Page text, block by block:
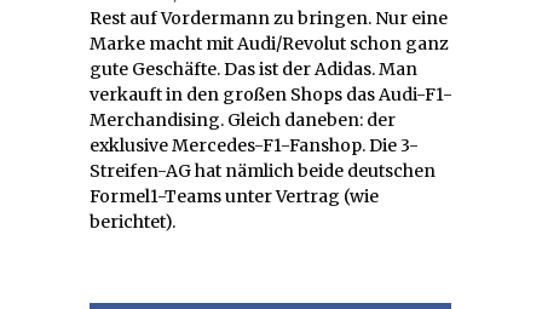
Rest auf Vordermann zu bringen. Nur eine
Marke macht mit Audi/Revolut schon ganz
gute Geschäfte. Das ist der Adidas. Man
verkauft in den großen Shops das Audi-F1-
Merchandising. Gleich daneben: der
exklusive Mercedes-F1-Fanshop. Die 3-
Streifen-AG hat nämlich beide deutschen
Formel1-Teams unter Vertrag (wie
berichtet).